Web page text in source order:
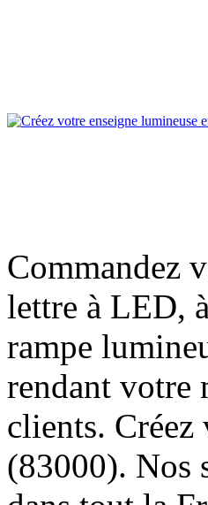
Commandez
lettre à LED,
rampe
rendant votre
clients. Créez
(83000). Nos